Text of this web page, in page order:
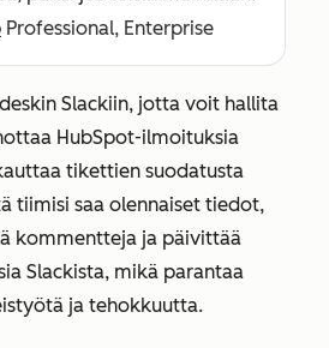
Professional, Enterprise
Slackiin, jotta voit hallita
HubSpot-ilmoituksia
tikettien suodatusta
tiimisi saa olennaiset tiedot,
kommentteja ja päivittää
Slackista, mikä parantaa
ja tehokkuutta.